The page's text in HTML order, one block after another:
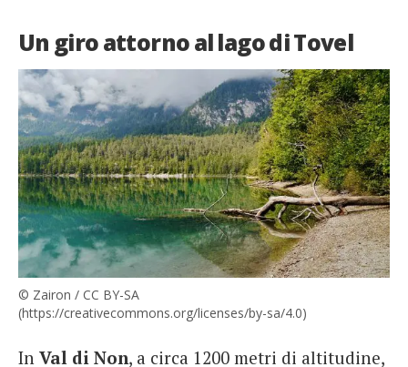
Un giro attorno al lago di Tovel
© Zairon / CC BY-SA
(https://creativecommons.org/licenses/by-sa/4.0)
In Val di Non, a circa 1200 metri di altitudine,